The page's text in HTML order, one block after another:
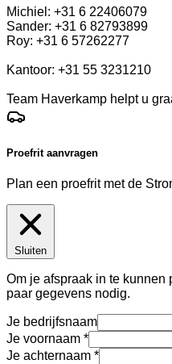
Michiel: +31 6 22406079
Sander: +31 6 82793899
Roy: +31 6 57262277
Kantoor: +31 55 3231210
Team Haverkamp helpt u
Proefrit aanvragen
Plan een proefrit met de
Sluiten
Om je afspraak in te
paar gegevens nodig.
Je bedrijfsnaam
Je voornaam
Je achternaam